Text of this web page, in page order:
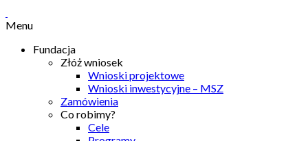
Menu
Fundacja
Złóż wniosek
Wnioski projektowe
Wnioski inwestycyjne – MSZ
Zamówienia
Co robimy?
Cele